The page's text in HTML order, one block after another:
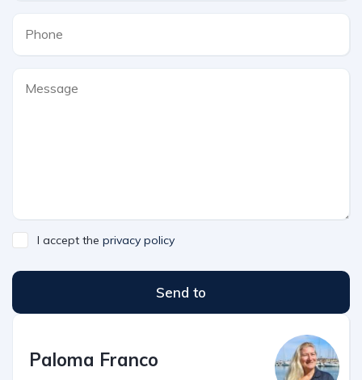
I accept the privacy policy
Send to
Paloma Franco